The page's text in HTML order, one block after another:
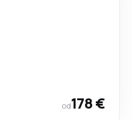
od178 €